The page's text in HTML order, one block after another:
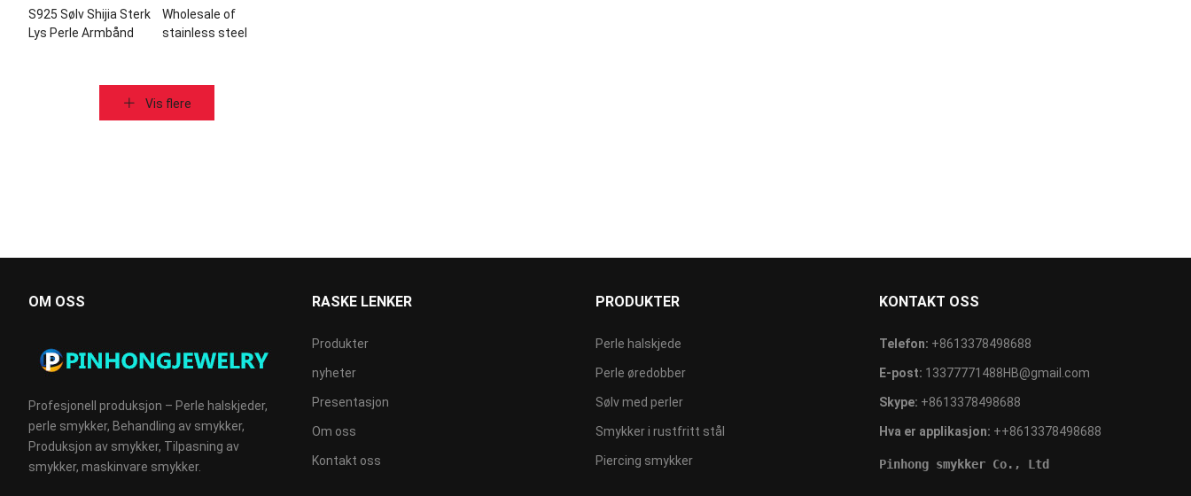
S925 Sølv Shijia Sterk
Lys Perle Armbånd
Wholesale of
stainless steel
manufacturers
Vis flere
OM OSS
Profesjonell produksjon – Perle halskjeder,
perle smykker, Behandling av smykker,
Produksjon av smykker, Tilpasning av
smykker, maskinvare smykker.
RASKE LENKER
Produkter
nyheter
Presentasjon
Om oss
Kontakt oss
PRODUKTER
Perle halskjede
Perle øredobber
Sølv med perler
Smykker i rustfritt stål
Piercing smykker
KONTAKT OSS
Telefon: +8613378498688
E-post: 13377771488HB@gmail.com
Skype: +8613378498688
Hva er applikasjon: ++8613378498688
Pinhong smykker Co., Ltd